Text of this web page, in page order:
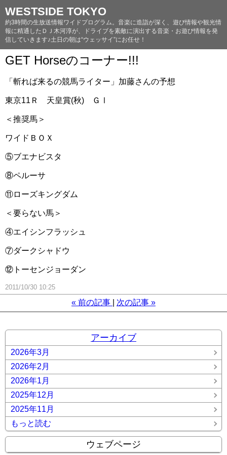
WESTSIDE TOKYO
約3時間の生放送情報ワイドプログラム。音楽に造詣が深く、遊び情報や観光情
報に精通したＤＪ木河淳が、ドライブを素敵に演出する音楽・お遊び情報を発
信していきます♪土日の朝は“ウェッサイ”にお任せ！
GET Horseのコーナー!!!
「斬れば来るの競馬ライター」加藤さんの予想
東京11Ｒ 天皇賞(秋) ＧⅠ
＜推奨馬＞
ワイドＢＯＸ
⑤ブエナビスタ
⑧ペルーサ
⑪ローズキングダム
＜要らない馬＞
④エイシンフラッシュ
⑦ダークシャドウ
⑫トーセンジョーダン
2011/10/30 10:25
« 前の記事 次の記事 »
アーカイブ
2026年3月
2026年2月
2026年1月
2025年12月
2025年11月
もっと読む
ウェブページ